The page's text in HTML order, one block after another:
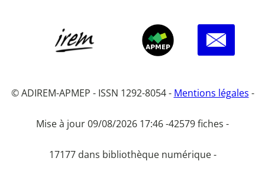
© ADIREM-APMEP - ISSN 1292-8054 - Mentions légales -
Mise à jour 09/08/2026 17:46 -42579 fiches -
17177 dans bibliothèque numérique -